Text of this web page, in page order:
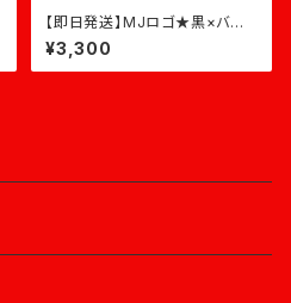
【即日発送】MJロゴ★黒×バー
ガンディ
¥3,300